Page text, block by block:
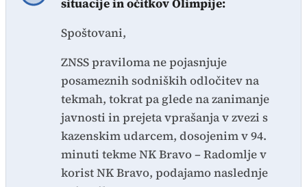
situacije in očitkov Olimpije:
Spoštovani,
ZNSS praviloma ne pojasnjuje
posameznih sodniških odločitev na
tekmah, tokrat pa glede na zanimanje
javnosti in prejeta vprašanja v zvezi s
kazenskim udarcem, dosojenim v 94.
minuti tekme NK Bravo – Radomlje v
korist NK Bravo, podajamo naslednje